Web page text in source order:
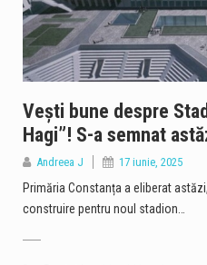
Vești bune despre
Hagi”! S-a semnat
Andreea J 17 iunie, 2025
Primăria Constanța a eliberat
construire pentru noul stadion…